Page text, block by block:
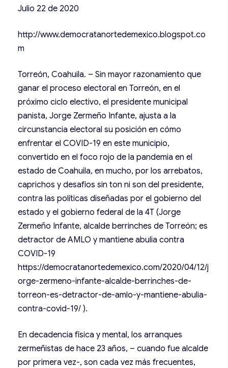
Julio 22 de 2020
http://www.democratanortedemexico.blogspot.co
m
Torreón, Coahuila. – Sin mayor razonamiento que
ganar el proceso electoral en Torreón, en el
próximo ciclo electivo, el presidente municipal
panista, Jorge Zermeño Infante, ajusta a la
circunstancia electoral su posición en cómo
enfrentar el COVID-19 en este municipio,
convertido en el foco rojo de la pandemia en el
estado de Coahuila, en mucho, por los arrebatos,
caprichos y desafíos sin ton ni son del presidente,
contra las políticas diseñadas por el gobierno del
estado y el gobierno federal de la 4T (Jorge
Zermeño Infante, alcalde berrinches de Torreón; es
detractor de AMLO y mantiene abulia contra
COVID-19
https://democratanortedemexico.com/2020/04/12/j
orge-zermeno-infante-alcalde-berrinches-de-
torreon-es-detractor-de-amlo-y-mantiene-abulia-
contra-covid-19/ ).
En decadencia física y mental, los arranques
zermeñistas de hace 23 años, – cuando fue alcalde
por primera vez-, son cada vez más frecuentes,